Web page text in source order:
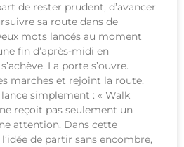
de rester prudent, d’avancer
sa route dans de
mots lancés au moment
fin d’après-midi en
La porte s’ouvre.
marches et rejoint la route.
simplement : « Walk
reçoit pas seulement un
attention. Dans cette
de partir sans encombre,